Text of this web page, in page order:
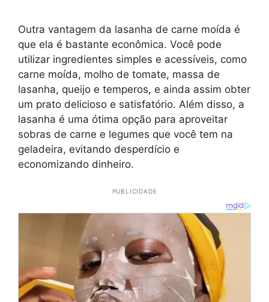
Outra vantagem da lasanha de carne moída é
que ela é bastante econômica. Você pode
utilizar ingredientes simples e acessíveis, como
carne moída, molho de tomate, massa de
lasanha, queijo e temperos, e ainda assim obter
um prato delicioso e satisfatório. Além disso, a
lasanha é uma ótima opção para aproveitar
sobras de carne e legumes que você tem na
geladeira, evitando desperdício e
economizando dinheiro.
PUBLICIDADE